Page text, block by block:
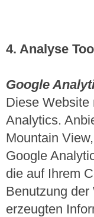
4. Analyse
Google
Diese Website
Analytics.
Mountain
Google
die auf Ihrem
Benutzung
erzeugten